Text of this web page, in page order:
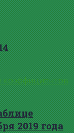
2019 года